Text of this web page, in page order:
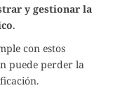
y gestionar la
.
con estos
puede perder la